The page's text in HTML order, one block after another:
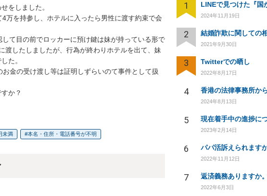
をしました。
万を持参し、ホテルに入ったら男性に渡す約束で会
て目の前でロッカーに預け鍵は妹が持っている形で
渡したしましたが、行為が終わりホテルを出て、妹
た。
金の受け渡し等は証明しずらいのて事件として扱
か？
未満 本名・住所・電話番号が不明
1
2024年11月19日
2 結婚詐欺に関しての
2021年9月30日
3 Twitterでの晒し
2022年8月17日
4
2024年8月13日
5 現在着手中の進捗に
2023年2月14日
6 パパ活訴えられます
2022年11月12日
7 返済義務ありますか
2022年6月3日